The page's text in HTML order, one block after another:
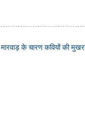
मारवाड़ के चारण कवियों की